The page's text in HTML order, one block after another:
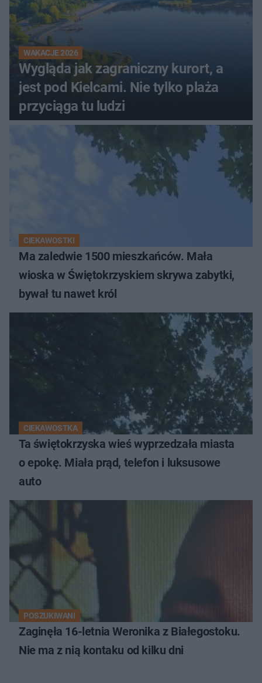
WAKACJE 2026
Wygląda jak zagraniczny kurort, a
jest pod Kielcami. Nie tylko plaża
przyciąga tu ludzi
CIEKAWOSTKI
Ma zaledwie 1500 mieszkańców. Mała
wioska w Świętokrzyskiem skrywa zabytki,
bywał tu nawet król
CIEKAWOSTKA
Ta świętokrzyska wieś wyprzedzała miasta
o epokę. Miała prąd, telefon i luksusowe
auto
POSZUKIWANI
Zaginęła 16-letnia Weronika z Białegostoku.
Nie ma z nią kontaku od kilku dni